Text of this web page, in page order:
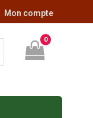
Mon compte
0